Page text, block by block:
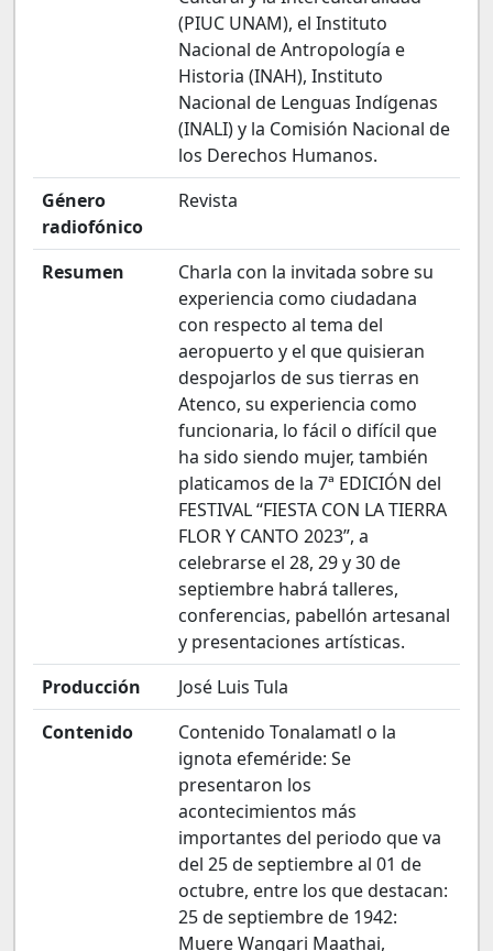
(PIUC UNAM), el Instituto
Nacional de Antropología e
Historia (INAH), Instituto
Nacional de Lenguas Indígenas
(INALI) y la Comisión Nacional de
los Derechos Humanos.
Género
radiofónico
Revista
Resumen
Charla con la invitada sobre su
experiencia como ciudadana
con respecto al tema del
aeropuerto y el que quisieran
despojarlos de sus tierras en
Atenco, su experiencia como
funcionaria, lo fácil o difícil que
ha sido siendo mujer, también
platicamos de la 7ª EDICIÓN del
FESTIVAL “FIESTA CON LA TIERRA
FLOR Y CANTO 2023”, a
celebrarse el 28, 29 y 30 de
septiembre habrá talleres,
conferencias, pabellón artesanal
y presentaciones artísticas.
Producción
José Luis Tula
Contenido
Contenido Tonalamatl o la
ignota efeméride: Se
presentaron los
acontecimientos más
importantes del periodo que va
del 25 de septiembre al 01 de
octubre, entre los que destacan:
25 de septiembre de 1942:
Muere Wangari Maathai,